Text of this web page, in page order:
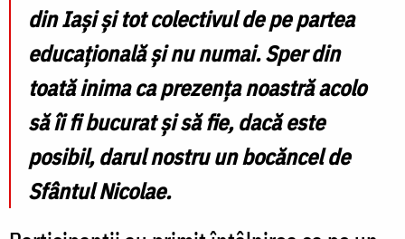
din Iași și tot colectivul de pe partea
educațională și nu numai. Sper din
toată inima ca prezența noastră acolo
să îi fi bucurat și să fie, dacă este
posibil, darul nostru un bocăncel de
Sfântul Nicolae.